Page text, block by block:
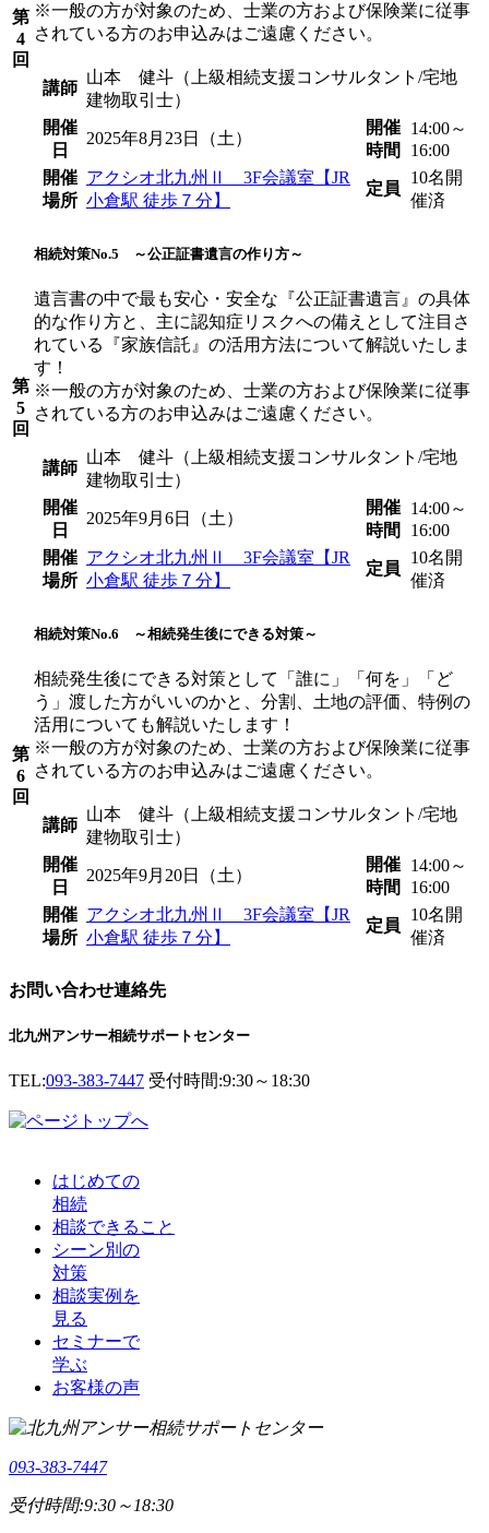
第
4
回
※一般の方が対象のため、士業の方および保険業に従事
されている方のお申込みはご遠慮ください。
講師
山本 健斗（上級相続支援コンサルタント/宅地
建物取引士）
開催
日
2025年8月23日（土）
開催
時間
14:00～
16:00
開催
場所
アクシオ北九州Ⅱ 3F会議室【JR
小倉駅 徒歩７分】
定員
10名 開
催済
第
5
回
相続対策No.5 ～公正証書遺言の作り方～
遺言書の中で最も安心・安全な『公正証書遺言』の具体
的な作り方と、主に認知症リスクへの備えとして注目さ
れている『家族信託』の活用方法について解説いたしま
す！
※一般の方が対象のため、士業の方および保険業に従事
されている方のお申込みはご遠慮ください。
講師
山本 健斗（上級相続支援コンサルタント/宅地
建物取引士）
開催
日
2025年9月6日（土）
開催
時間
14:00～
16:00
開催
場所
アクシオ北九州Ⅱ 3F会議室【JR
小倉駅 徒歩７分】
定員
10名 開
催済
第
6
回
相続対策No.6 ～相続発生後にできる対策～
相続発生後にできる対策として「誰に」「何を」「ど
う」渡した方がいいのかと、分割、土地の評価、特例の
活用についても解説いたします！
※一般の方が対象のため、士業の方および保険業に従事
されている方のお申込みはご遠慮ください。
講師
山本 健斗（上級相続支援コンサルタント/宅地
建物取引士）
開催
日
2025年9月20日（土）
開催
時間
14:00～
16:00
開催
場所
アクシオ北九州Ⅱ 3F会議室【JR
小倉駅 徒歩７分】
定員
10名 開
催済
お問い合わせ連絡先
北九州アンサー相続サポートセンター
TEL:093-383-7447 受付時間:9:30～18:30
はじめての
相続
相談できること
シーン別の
対策
相談実例を
見る
セミナーで
学ぶ
お客様の声
093-383-7447
受付時間:9:30～18:30